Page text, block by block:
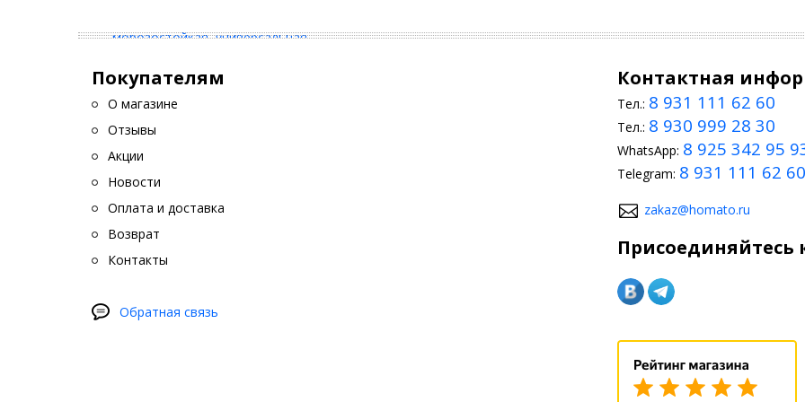
Покупателям
О магазине
Отзывы
Акции
Новости
Оплата и доставка
Возврат
Контакты
Обратная связь
Контактная
Тел.: 8 931 111 62 60
Тел.: 8 930 999 28 30
WhatsApp: 8 925 342 95
Telegram: 8 931 111 62 60
zakaz@homato.ru
Присоединяйтесь